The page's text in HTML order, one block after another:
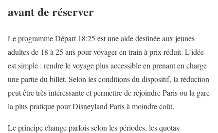
avant de réserver
Le programme Départ 18:25 est une aide destinée aux jeunes
adultes de 18 à 25 ans pour voyager en train à prix réduit. L’idée
est simple : rendre le voyage plus accessible en prenant en charge
une partie du billet. Selon les conditions du dispositif, la réduction
peut être très intéressante et permettre de rejoindre Paris ou la gare
la plus pratique pour Disneyland Paris à moindre coût.
Le principe change parfois selon les périodes, les quotas